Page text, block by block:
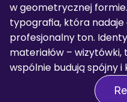
w geometrycznej
typografia, która nadaje
profesjonalny ton.
materiałów –
wspólnie budują spójny